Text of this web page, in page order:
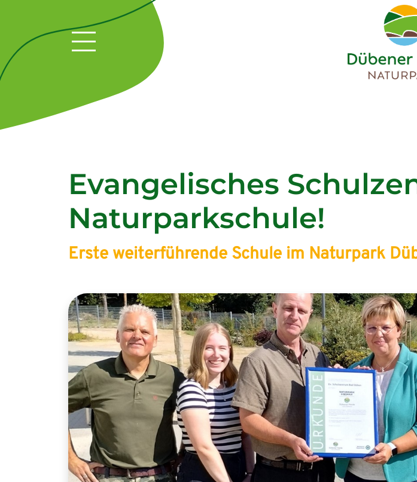
Evangelisches
Naturparkschule!
Erste weiterführende Schule im Naturpark